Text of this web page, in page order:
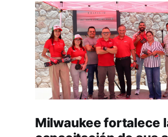
Milwaukee fortalece